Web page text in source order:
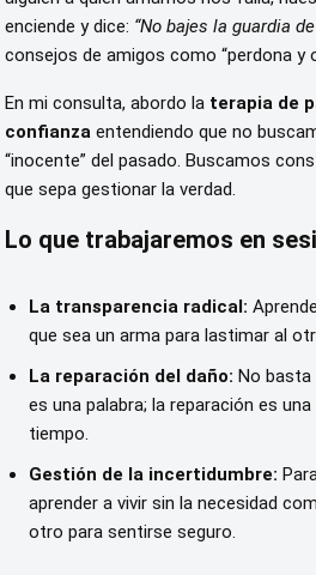
enciende y dice: “No bajes la guardia
consejos de amigos como “perdona y
En mi consulta, abordo la terapia de
confianza entendiendo que no
“inocente” del pasado. Buscamos
que sepa gestionar la verdad.
Lo que trabajaremos en
La transparencia radical:
que sea un arma para lastimar al
La reparación del daño: No basta
es una palabra; la reparación es
tiempo.
Gestión de la incertidumbre:
aprender a vivir sin la necesidad
otro para sentirse seguro.